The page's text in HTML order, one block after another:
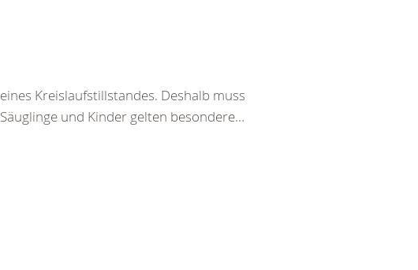
Kreislaufstillstandes. Deshalb muss
und Kinder gelten besondere…